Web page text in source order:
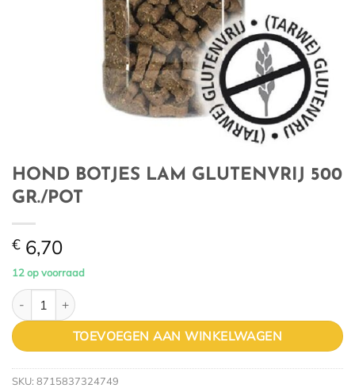
HOND BOTJES LAM GLUTENVRIJ 500
GR./POT
€ 6,70
12 op voorraad
HOND BOTJES LAM GLUTENVRIJ 500 GR./POT aantal
TOEVOEGEN AAN WINKELWAGEN
SKU: 8715837324749